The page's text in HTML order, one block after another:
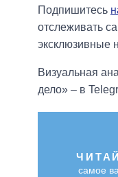
Подпишитесь
отслеживать
эксклюзивные
Визуальная
дело» – в
самое